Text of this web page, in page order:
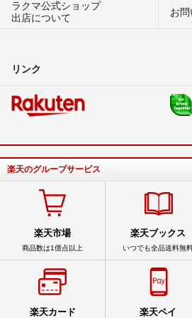
ラクマ公式ショップ
出店について
お
リンク
楽天のグループサービス
楽天市場
商品数は1億点以上
楽天ブックス
いつでも全品送料無
楽天カード 楽天ペイ